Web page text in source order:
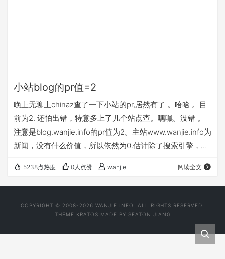
小站blog的pr值=2
晚上无聊上chinaz查了一下小站的pr,居然有了 。哈哈 。目
前为2. 还怕出错，特意多上了几个站点查。嘿嘿。没错 。
注意是blog.wanjie.info的pr值为2。主站www.wanjie.info为
新闻，没有什么价值，所以依然为0.估计除了搜索引擎，没
擎来看看，其实也就是那么1-2篇帖子火一点。 Google
Pagerank: 2 Alexa Ranking: 11,406,074 2008.12.5更新： 9
5238点热度 0人点赞 wanjie 阅读全文
COPYRIGHT © 2008-2026 WANJIE.INFO. ALL RIGHTS RESERVED.
THEME KRATOS MADE BY SEATON JIANG